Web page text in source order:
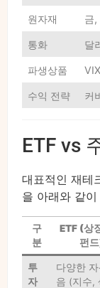
원자재 금,
통화 달
파생상품
수익 전략 커
ETF vs
대표적인 재테
을 아래와 같
구
분
ETF (상
펀
투
자
다양한
음 (지수,